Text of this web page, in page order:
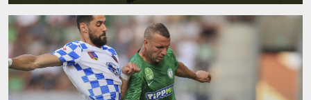
Tovább olvasom...